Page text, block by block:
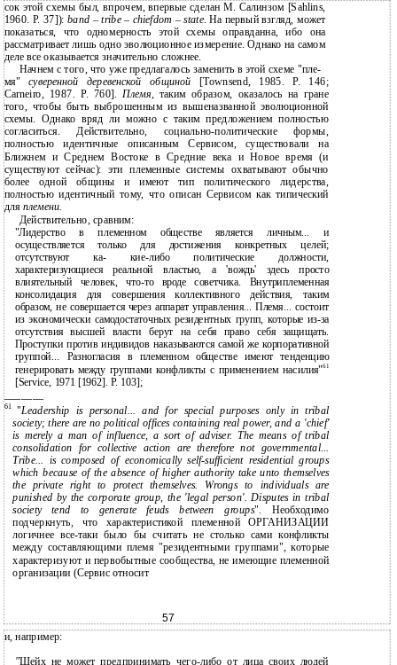
сок этой схемы был, впрочем, впервые сделан М. Салинзом [Sahlins,
1960. P. 37]): band – tribe – chiefdom – state. На первый взгляд, может
показаться, что одномерность этой схемы оправданна, ибо она
рассматривает лишь одно эволюционное измерение. Однако на самом
деле все оказывается значительно сложнее.
Начнем с того, что уже предлагалось заменить в этой схеме "пле-
мя"суверенной деревенской общиной [Townsend, 1985. P. 146;
Carneiro, 1987. P. 760]. Племя, таким образом, оказалось на гране
того, чтобы быть выброшенным из вышеназванной эволюционной
схемы. Однако вряд ли можно с таким предложением полностью
согласиться. Действительно, социально-политические формы,
полностью идентичные описанным Сервисом, существовали на
Ближнем и Среднем Востоке в Средние века и Новое время (и
существуют сейчас): эти племенные системы охватывают обычно
более одной общины и имеют тип политического лидерства,
полностью идентичный тому, что описан Сервисом как типический
для племени.
Действительно, сравним:
"Лидерство в племенном обществе является личным... и
осуществляется только для достижения конкретных целей;
отсутствуют ка- кие-либо политические должности,
характеризующиеся реальной властью, а 'вождь' здесь просто
влиятельный человек, что-то вроде советчика. Внутриплеменная
консолидация для совершения коллективного действия, таким
образом, не совершается через аппарат управления... Племя... состоит
из экономически самодостаточных резидентных групп, которые из-за
отсутствия высшей власти берут на себя право себя защищать.
Проступки против индивидов наказываются самой же корпоративной
группой... Разногласия в племенном обществе имеют тенденцию
генерировать между группами конфликты с применением насилия"61
[Service, 1971 [1962]. P. 103];
———————
61 "Leadership is personal... and for special purposes only in tribal
society; there are no political offices containing real power, and a 'chief'
is merely a man of influence, a sort of adviser. The means of tribal
consolidation for collective action are therefore not governmental...
Tribe... is composed of economically self-sufficient residential groups
which because of the absence of higher authority take unto themselves
the private right to protect themselves. Wrongs to individuals are
punished by the corporate group, the 'legal person'. Disputes in tribal
society tend to generate feuds between groups". Необходимо
подчеркнуть, что характеристикой племенной ОРГАНИЗАЦИИ
логичнее все-таки было бы считать не столько сами конфликты
между составляющими племя "резидентными группами", которые
характеризуют и первобытные сообщества, не имеющие племенной
организации (Сервис относит
57
и, например:
"Шейх не может предпринимать чего-либо от лица своих людей